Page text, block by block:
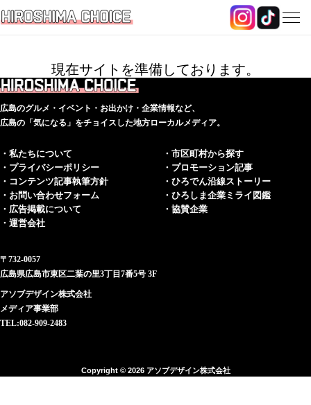
準備中です
現在サイトを準備しております。
広島のグルメ・イベント・お出かけ・企業情報など、
広島の「気になる」をチョイスした地方ローカルメディア。
・私たちについて
・プライバシーポリシー
・コンテンツ記事執筆方針
・お問い合わせフォーム
・広告掲載について
・運営会社
・市区町村から探す
・プロモーション記事
・ひろでん沿線ストーリー
・ひろしま企業ミライ図鑑
・協賛企業
〒732-0057
広島県広島市東区二葉の里3丁目7番5号 3F
アソブデザイン株式会社
メディア事業部
TEL:082-909-2483
Copyright © 2026 アソブデザイン株式会社